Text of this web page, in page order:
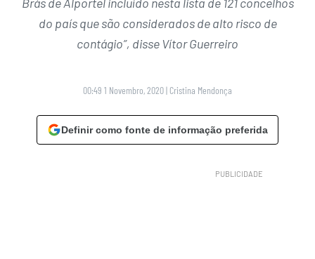
do país que são considerados de alto risco de
contágio”, disse Vítor Guerreiro
00:49 1 Novembro, 2020| Cristina Mendonça
Definir como fonte de informação preferida